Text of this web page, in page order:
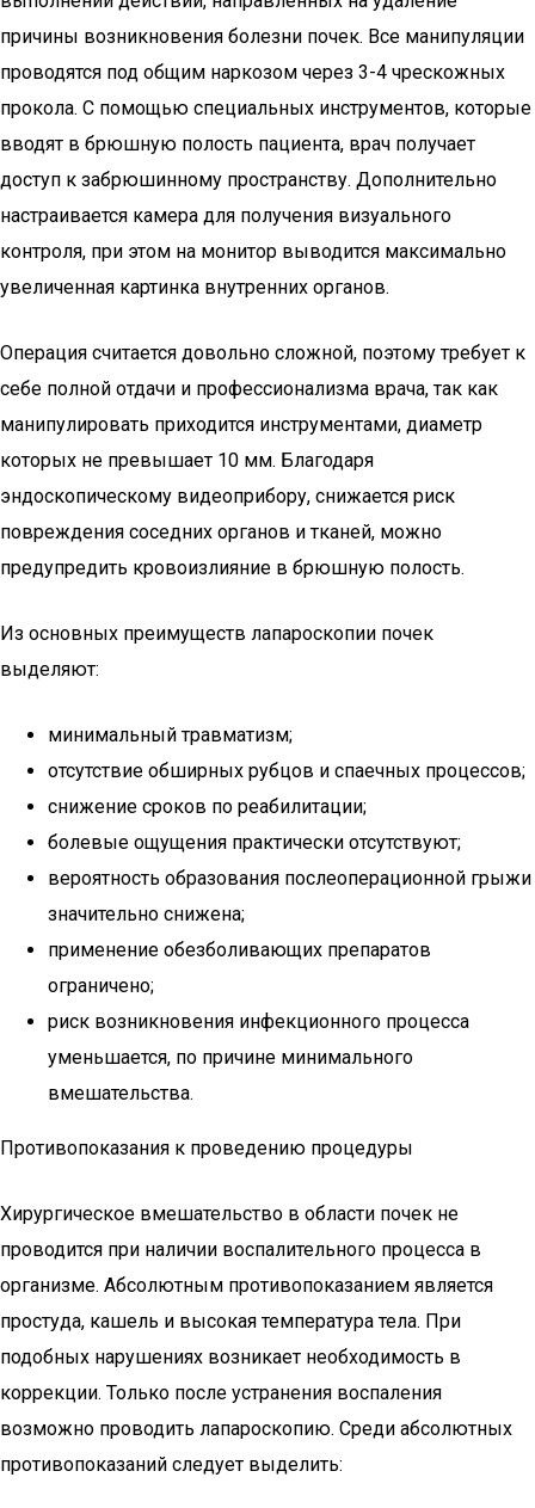
причины возникновения болезни почек. Все манипуляции
проводятся под общим наркозом через 3-4 чрескожных
прокола. С помощью специальных инструментов, которые
вводят в брюшную полость пациента, врач получает
доступ к забрюшинному пространству. Дополнительно
настраивается камера для получения визуального
контроля, при этом на монитор выводится максимально
увеличенная картинка внутренних органов.
Операция считается довольно сложной, поэтому требует к
себе полной отдачи и профессионализма врача, так как
манипулировать приходится инструментами, диаметр
которых не превышает 10 мм. Благодаря
эндоскопическому видеоприбору, снижается риск
повреждения соседних органов и тканей, можно
предупредить кровоизлияние в брюшную полость.
Из основных преимуществ лапароскопии почек
выделяют:
минимальный травматизм;
отсутствие обширных рубцов и спаечных процессов;
снижение сроков по реабилитации;
болевые ощущения практически отсутствуют;
вероятность образования послеоперационной грыжи
значительно снижена;
применение обезболивающих препаратов
ограничено;
риск возникновения инфекционного процесса
уменьшается, по причине минимального
вмешательства.
Противопоказания к проведению процедуры
Хирургическое вмешательство в области почек не
проводится при наличии воспалительного процесса в
организме. Абсолютным противопоказанием является
простуда, кашель и высокая температура тела. При
подобных нарушениях возникает необходимость в
коррекции. Только после устранения воспаления
возможно проводить лапароскопию. Среди абсолютных
противопоказаний следует выделить: